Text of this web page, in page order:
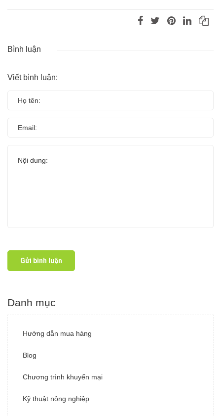
Bình luận
Viết bình luận:
Gửi bình luận
Danh mục
Hướng dẫn mua hàng
Blog
Chương trình khuyến mại
Kỹ thuật nông nghiệp